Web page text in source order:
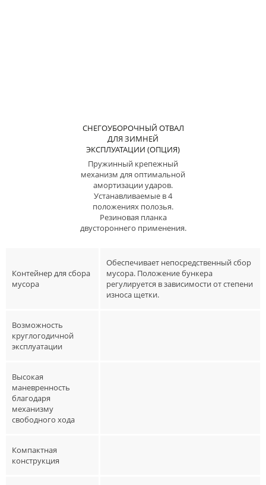
СНЕГОУБОРОЧНЫЙ ОТВАЛ
ДЛЯ ЗИМНЕЙ
ЭКСПЛУАТАЦИИ (ОПЦИЯ)
Пружинный крепежный
механизм для оптимальной
амортизации ударов.
Устанавливаемые в 4
положениях полозья.
Резиновая планка
двустороннего применения.
Контейнер для сбора
мусора
Обеспечивает непосредственный сбор
мусора. Положение бункера
регулируется в зависимости от степени
износа щетки.
Возможность
круглогодичной
эксплуатации
Высокая
маневренность
благодаря
механизму
свободного хода
Компактная
конструкция